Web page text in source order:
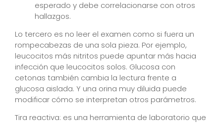
esperado y debe correlacionarse con otros
hallazgos.
Lo tercero es no leer el examen como si fuera un
rompecabezas de una sola pieza. Por ejemplo,
leucocitos más nitritos puede apuntar más hacia
infección que leucocitos solos. Glucosa con
cetonas también cambia la lectura frente a
glucosa aislada. Y una orina muy diluida puede
modificar cómo se interpretan otros parámetros.
Tira reactiva: es una herramienta de laboratorio que